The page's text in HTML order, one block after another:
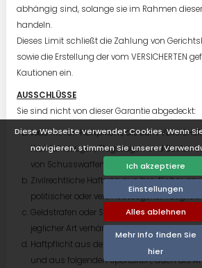
Diese Webseite verwendet Cookies. Wenn
navigieren, stimmen Sie unserer
Ich akzeptiere
Einstellungen
Alles ablehnen
Mehr Info finden Sie
hier
abhängig sind, solange sie im Rahmen
handeln.
Dieses Limit schließt die Zahlung von
sowie die Erstellung der vom VERSICHERTEN
Kautionen ein.
AUSSCHLÜSSE
Sie sind nicht von dieser Garantie abgedeckt:
Jede Art von Haftpflicht, die dem
Kraftfahrzeugen, Flugzeugen und Booten
von Schusswaffen zusteht.
Zivilrechtliche Haftung aus beruflicher,
politischer oder vereinsbezogener Tätigkeit.
Geldstrafen oder Sanktionen, die von
jeglicher Art verhängt werden.
Haftpflicht aus der Ausübung von
und aus folgenden Sportarten, auch als